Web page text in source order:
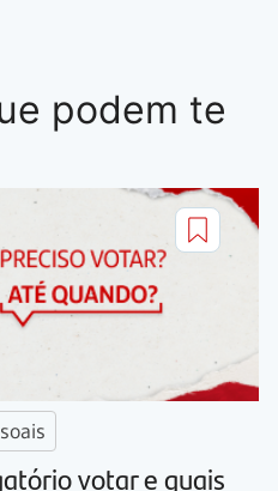
podem te
votar e quais